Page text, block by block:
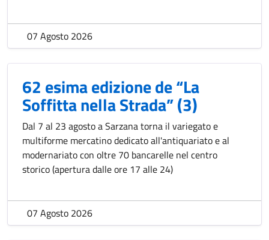
07 Agosto 2026
62 esima edizione de “La
Soffitta nella Strada” (3)
Dal 7 al 23 agosto a Sarzana torna il variegato e
multiforme mercatino dedicato all'antiquariato e al
modernariato con oltre 70 bancarelle nel centro
storico (apertura dalle ore 17 alle 24)
07 Agosto 2026